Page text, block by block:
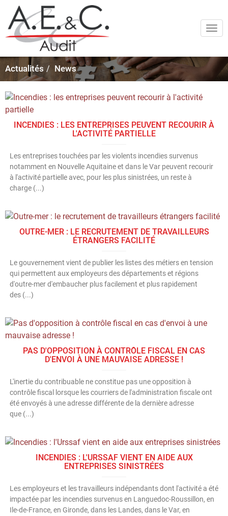
Actualités News
INCENDIES : LES ENTREPRISES PEUVENT RECOURIR À
L'ACTIVITÉ PARTIELLE
Les entreprises touchées par les violents incendies survenus
notamment en Nouvelle Aquitaine et dans le Var peuvent recourir
à l'activité partielle avec, pour les plus sinistrées, un reste à
charge (...)
OUTRE-MER : LE RECRUTEMENT DE TRAVAILLEURS
ÉTRANGERS FACILITÉ
Le gouvernement vient de publier les listes des métiers en tension
qui permettent aux employeurs des départements et régions
d'outre-mer d'embaucher plus facilement et plus rapidement
des (...)
PAS D'OPPOSITION À CONTRÔLE FISCAL EN CAS
D'ENVOI À UNE MAUVAISE ADRESSE !
L'inertie du contribuable ne constitue pas une opposition à
contrôle fiscal lorsque les courriers de l'administration fiscale ont
été envoyés à une adresse différente de la dernière adresse
que (...)
INCENDIES : L'URSSAF VIENT EN AIDE AUX
ENTREPRISES SINISTRÉES
Les employeurs et les travailleurs indépendants dont l'activité a été
impactée par les incendies survenus en Languedoc-Roussillon, en
Ile-de-France, en Gironde, dans les Landes, dans le Var, en